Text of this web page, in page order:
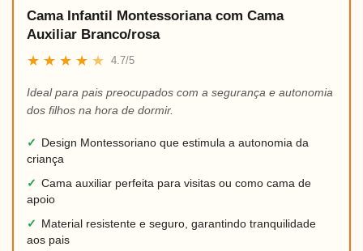
Cama Infantil Montessoriana com Cama
Auxiliar Branco/rosa
★ ★ ★ ★ ★ 4.7/5
Ideal para pais preocupados com a segurança e autonomia
dos filhos na hora de dormir.
✓
Design Montessoriano que estimula a autonomia da
criança
✓ Cama auxiliar perfeita para visitas ou como cama de
apoio
✓
Material resistente e seguro, garantindo tranquilidade
aos pais